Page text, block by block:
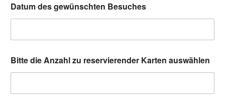
Datum des gewünschten Besuches
Bitte die Anzahl zu reservierender Karten auswählen